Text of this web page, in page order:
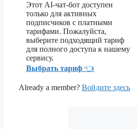
Этот AI-чат-бот доступен
только для активных
подписчиков с платными
тарифами. Пожалуйста,
выберите подходящий тариф
для полного доступа к нашему
сервису.
Выбрать тариф 👈
Already a member? Войдите здесь